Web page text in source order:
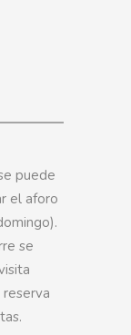
puede
el aforo
se